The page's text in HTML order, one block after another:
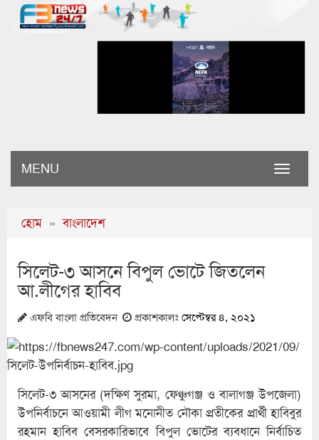
Toggle
MENU
হোম » বাংলাদেশ
সিলেট-৩ আসনে বিপুল ভোটে জিতলেন
আ.লীগের হাবিব
এফবি বাংলা প্রতিবেদন প্রকাশকালঃ সেপ্টেম্বর ৪, ২০২১
সিলেট-৩ আসনের (দক্ষিণ সুরমা, ফেঞ্চুগঞ্জ ও বালাগঞ্জ উপজেলা)
উপনির্বাচনে আওয়ামী লীগ মনোনীত নৌকা প্রতীকের প্রার্থী হাবিবুর
রহমান হাবিব বেসরকারিভাবে বিপুল ভোটের ব্যবধানে নির্বাচিত